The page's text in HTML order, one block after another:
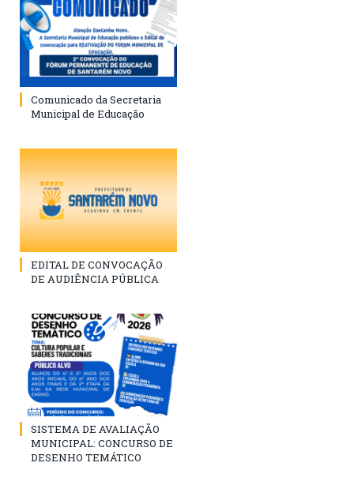
Comunicado da Secretaria
Municipal de Educação
EDITAL DE CONVOCAÇÃO
DE AUDIÊNCIA PÚBLICA
SISTEMA DE AVALIAÇÃO
MUNICIPAL: CONCURSO DE
DESENHO TEMÁTICO